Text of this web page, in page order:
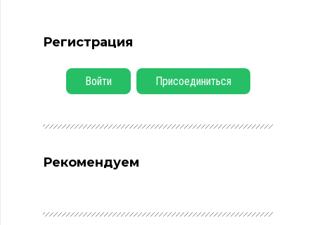
Регистрация
Войти Присоединиться
Рекомендуем